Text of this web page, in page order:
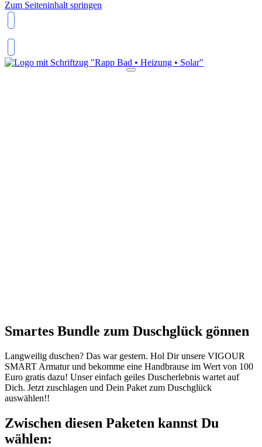
Zum Seiteninhalt springen
037606 35394
Smartes Bundle zum Duschglück gönnen
Langweilig duschen? Das war gestern. Hol Dir unsere VIGOUR
SMART Armatur und bekomme eine Handbrause im Wert von 100
Euro gratis dazu! Unser einfach geiles Duscherlebnis wartet auf
Dich. Jetzt zuschlagen und Dein Paket zum Duschglück
auswählen!!
Zwischen diesen Paketen kannst Du
wählen: